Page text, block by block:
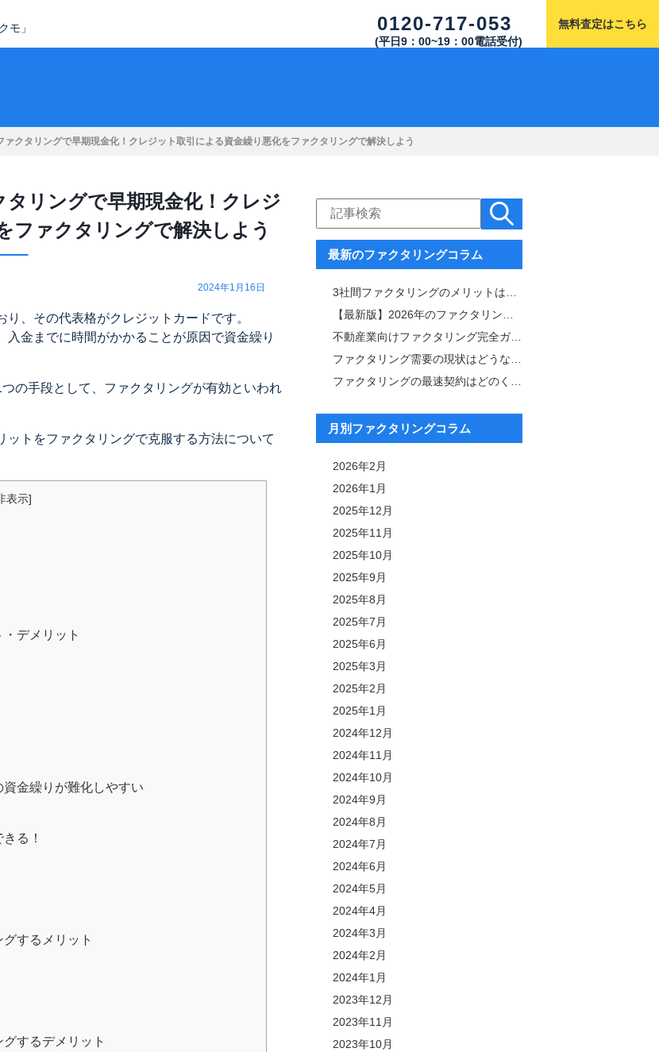
モ」 0120-717-053
(平日9：00~19：00電話受付)
無料査定はこちら
ァクタリングで早期現金化！クレジット取引による資金繰り悪化をファクタリングで解決しよう
リングで早期現金化！クレジ
ファクタリングで解決しよう
2024年1月16日
、その代表格がクレジットカードです。
金までに時間がかかることが原因で資金繰り
の手段として、ファクタリングが有効といわれ
トをファクタリングで克服する方法について
表示]
デメリット
金繰りが難化しやすい
る！
するメリット
するデメリット
最新のファクタリングコラム
不動産業向けファクタリング完全ガイド｜審査・手数料・スピード比較＆おすすめ業者一覧
月別ファクタリングコラム
2026年2月
2026年1月
2025年12月
2025年11月
2025年10月
2025年9月
2025年8月
2025年7月
2025年6月
2025年3月
2025年2月
2025年1月
2024年12月
2024年11月
2024年10月
2024年9月
2024年8月
2024年7月
2024年6月
2024年5月
2024年4月
2024年3月
2024年2月
2024年1月
2023年12月
2023年11月
2023年10月